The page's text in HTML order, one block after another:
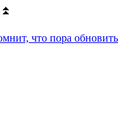
⏫